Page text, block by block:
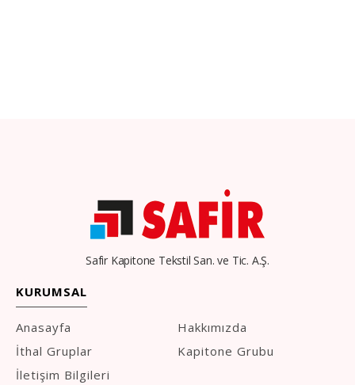
Safir Kapitone Tekstil San. ve Tic. A.Ş.
KURUMSAL
Anasayfa
Hakkımızda
İthal Gruplar
Kapitone Grubu
İletişim Bilgileri